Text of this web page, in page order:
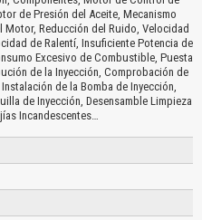
de Presión del Aceite, Mecanismo
Reducción del Ruido, Velocidad
de Ralentí, Insuficiente Potencia de
Excesivo de Combustible, Puesta
de la Inyección, Comprobación de
de la Bomba de Inyección,
de Inyección, Desensamble Limpieza
Incandescentes…